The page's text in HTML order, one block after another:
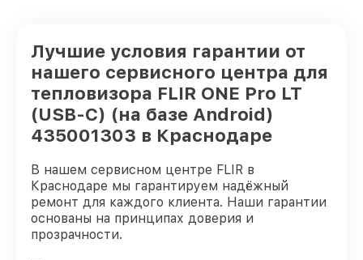
Лучшие условия гарантии от
нашего сервисного центра для
тепловизора FLIR ONE Pro LT
(USB-C) (на базе Android)
435001303 в Краснодаре
В нашем сервисном центре FLIR в
Краснодаре мы гарантируем надёжный
ремонт для каждого клиента. Наши гарантии
основаны на принципах доверия и
прозрачности.